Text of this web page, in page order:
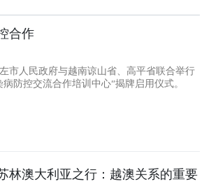
合作
市人民政府与越南谅山省、高平省联合举行
防控交流合作培训中心”揭牌启用仪式。
林澳大利亚之行：越澳关系的重要